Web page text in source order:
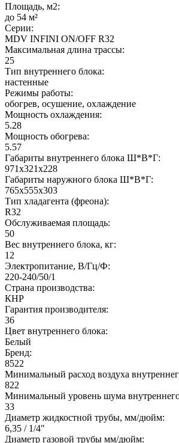
Площадь, м2:
до 54 м²
Серии:
MDV INFINI ON/OFF R32
Максимальная длина трассы:
25
Тип внутреннего блока:
настенные
Режимы работы:
обогрев, осушение, охлаждение
Мощность охлаждения:
5.28
Мощность обогрева:
5.57
Габариты внутреннего блока Ш*В*Г:
971x321x228
Габариты наружного блока Ш*В*Г:
765x555x303
Тип хладагента (фреона):
R32
Обслуживаемая площадь:
50
Вес внутреннего блока, кг:
12
Электропитание, В/Гц/Ф:
220-240/50/1
Страна производства:
КНР
Гарантия производителя:
36
Цвет внутреннего блока:
Белый
Бренд:
8522
Минимальный расход воздуха
822
Минимальный уровень шума
33
Диаметр жидкостной трубы, мм/дюйм:
6,35 / 1/4"
Диаметр газовой трубы мм/дюйм: